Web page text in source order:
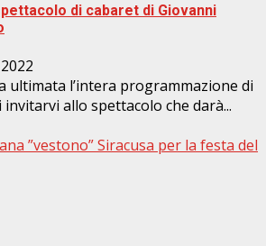
di cabaret di Giovanni
ultimata l’intera programmazione di
allo spettacolo che darà...
”vestono” Siracusa per la festa del